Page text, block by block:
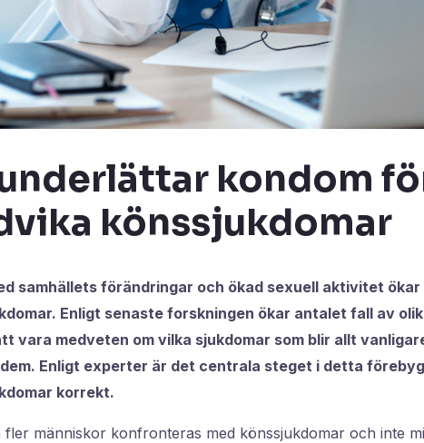
kondom
könssjukdomar
samhällets förändringar och ökad sexuell aktivitet
Enligt senaste forskningen ökar antalet fall av
vara medveten om vilka sjukdomar som blir allt
Enligt experter är det centrala steget i detta
korrekt.
fler människor konfronteras med könssjukdomar och inte